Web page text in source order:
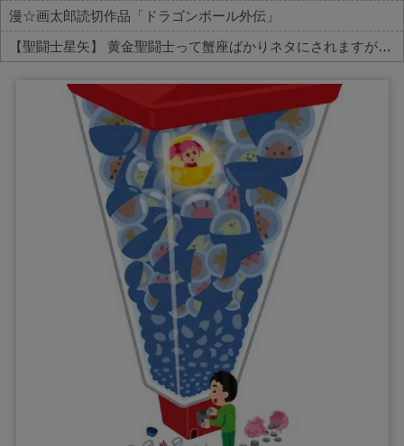
漫☆画太郎読切作品「ドラゴンボール外伝」
【聖闘士星矢】 黄金聖闘士って蟹座ばかりネタにされますが牡牛座も大概ですよねｗｗｗ
Powered by livedoor 相互RSS